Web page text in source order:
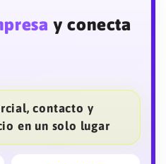
y conecta
contacto y
en un solo lugar